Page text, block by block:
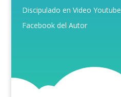
Discipulado en Video Youtube
Facebook del Autor